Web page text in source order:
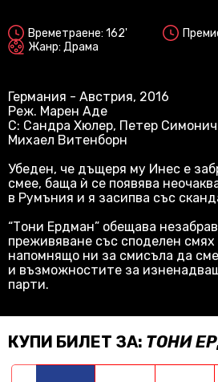
Времетраене: 162'
Жанр: Драма
Германия - Австрия, 2016
Реж. Марен Аде
С: Сандра Хюлер, Петер
Михаел Витенборн
Убеден, че дъщеря му Инес е
смее, баща ѝ се появява
в Румъния и я засипва със
“Тони Ердман” обещава
преживяване със споделен смях
напомнящо ни за смисъла да
и възможностите за
парти.
КУПИ БИЛЕТ ЗА: ТОНИ